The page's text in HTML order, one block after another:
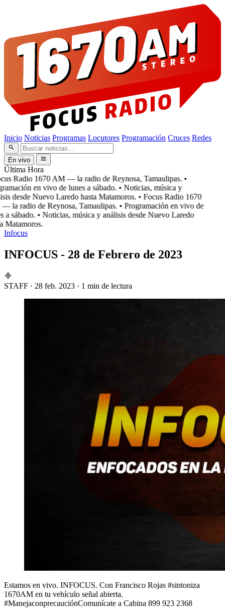
Inicio Noticias Programas Locutores Programación Cruces Redes
En vivo
Última Hora
Radio 1670 AM — la radio de Reynosa, Tamaulipas. •
en vivo de lunes a sábado. • Noticias, música y
desde Nuevo Laredo hasta Matamoros. • Focus Radio 1670
la radio de Reynosa, Tamaulipas. • Programación en vivo de
a sábado. • Noticias, música y análisis desde Nuevo Laredo
Matamoros.
Infocus
INFOCUS - 28 de Febrero de 2023
STAFF · 28 feb. 2023 · 1 min de lectura
Estamos en vivo. INFOCUS. Con Francisco Rojas #sintoniza
1670AM en tu vehículo señal abierta.
#ManejaconprecauciónComunícate a Cabina 899 923 2368